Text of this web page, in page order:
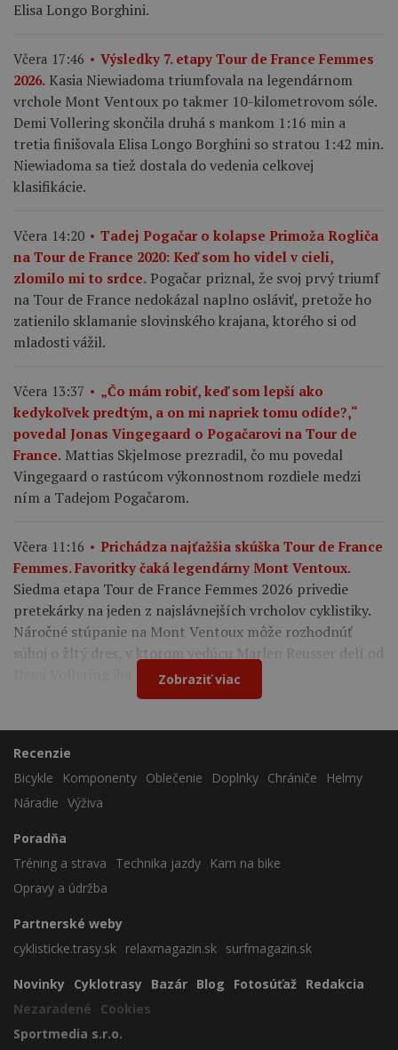
Elisa Longo Borghini.
Včera 17:46
Výsledky 7. etapy Tour de France Femmes
2026. Kasia Niewiadoma triumfovala na legendárnom
vrchole Mont Ventoux po takmer 10-kilometrovom sóle.
Demi Vollering skončila druhá s mankom 1:16 min a
tretia finišovala Elisa Longo Borghini so stratou 1:42 min.
Niewiadoma sa tiež dostala do vedenia celkovej
klasifikácie.
Včera 14:20
Tadej Pogačar o kolapse Primoža Rogliča
na Tour de France 2020: Keď som ho videl v cieli,
zlomilo mi to srdce. Pogačar priznal, že svoj prvý triumf
na Tour de France nedokázal naplno osláviť, pretože ho
zatienilo sklamanie slovinského krajana, ktorého si od
mladosti vážil.
Včera 13:37
„Čo mám robiť, keď som lepší ako
kedykoľvek predtým, a on mi napriek tomu odíde?,“
povedal Jonas Vingegaard o Pogačarovi na Tour de
France. Mattias Skjelmose prezradil, čo mu povedal
Vingegaard o rastúcom výkonnostnom rozdiele medzi
ním a Tadejom Pogačarom.
Včera 11:16
Prichádza najťažšia skúška Tour de France
Femmes. Favoritky čaká legendárny Mont Ventoux.
Siedma etapa Tour de France Femmes 2026 privedie
pretekárky na jeden z najslávnejších vrcholov cyklistiky.
Náročné stúpanie na Mont Ventoux môže rozhodnúť
súboj o žltý dres, v ktorom vedúcu Marlen Reusser delí od
Demi Vollering iba 12 sekúnd.
Zobraziť viac
Recenzie
Bicykle
Komponenty Oblečenie Doplnky Chrániče
Helmy
Náradie Výživa
Poradňa
Tréning a strava
Technika jazdy
Kam na bike
Opravy a údržba
Partnerské weby
cyklisticke.trasy.sk relaxmagazin.sk surfmagazin.sk
Novinky Cyklotrasy Bazár Blog Fotosúťaž Redakcia
Nezaradené
Cookies
Sportmedia s.r.o.